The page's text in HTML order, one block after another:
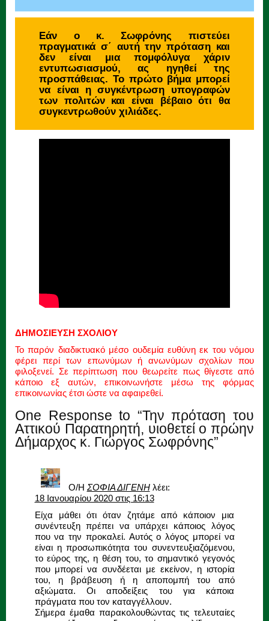
Εάν ο κ. Σωφρόνης πιστεύει
πραγματικά σ΄ αυτή την πρόταση και
δεν είναι μια πομφόλυγα χάριν
εντυπωσιασμού, ας ηγηθεί της
προσπάθειας. Το πρώτο βήμα μπορεί
να είναι η συγκέντρωση υπογραφών
των πολιτών και είναι βέβαιο ότι θα
συγκεντρωθούν χιλιάδες.
ΔΗΜΟΣΙΕΥΣΗ ΣΧΟΛΙΟΥ
Το παρόν διαδικτυακό μέσο ουδεμία ευθύνη εκ του νόμου
φέρει περί των επωνύμων ή ανωνύμων σχολίων που
φιλοξενεί. Σε περίπτωση που θεωρείτε πως θίγεστε από
κάποιο εξ αυτών, επικοινωνήστε μέσω της φόρμας
επικοινωνίας έτσι ώστε να αφαιρεθεί.
One Response to “Την πρόταση του
Αττικού Παρατηρητή, υιοθετεί ο πρώην
Δήμαρχος κ. Γιώργος Σωφρόνης”
Ο/Η ΣΟΦΙΑ ΔΙΓΕΝΗ λέει:
18 Ιανουαρίου 2020 στις 16:13
Είχα μάθει ότι όταν ζητάμε από κάποιον μια
συνέντευξη πρέπει να υπάρχει κάποιος λόγος
που να την προκαλεί. Αυτός ο λόγος μπορεί να
είναι η προσωπικότητα του συνεντευξιαζόμενου,
το εύρος της, η θέση του, το σημαντικό γεγονός
που μπορεί να συνδέεται με εκείνον, η ιστορία
του, η βράβευση ή η αποπομπή του από
αξιώματα. Οι αποδείξεις του για κάποια
πράγματα που τον καταγγέλλουν.
Σήμερα έμαθα παρακολουθώντας τις τελευταίες